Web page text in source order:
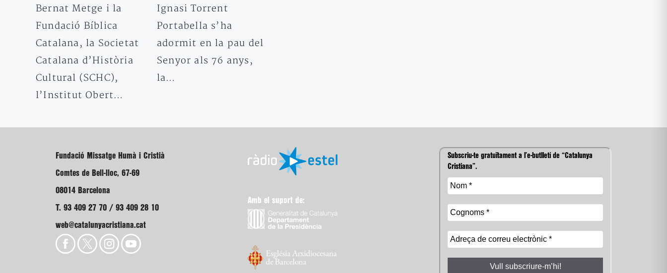
Bernat Metge i la
Fundació Bíblica
Catalana, la Societat
Catalana d’Història
Cultural (SCHC),
l’Institut Obert…
Ignasi Torrent
Portabella s’ha
adormit en la pau del
Senyor als 76 anys,
la…
Fundació Missatge Humà i Cristià
Comtes de Bell-lloc, 67-69
08014 Barcelona
T. 93 409 27 70 / 93 409 28 10
web@catalunyacristiana.cat
Amb el suport de:
Subscriu-te gratuïtament a l’e-butlletí de “Catalunya
Cristiana”.